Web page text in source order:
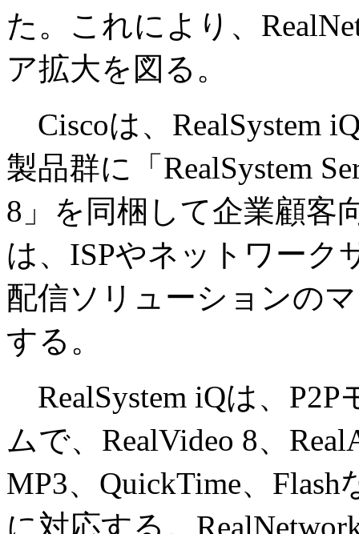
た。これにより、
ア拡大を図る。
Ciscoは、RealSystem
製品群に「RealSystem
8」を同梱して企業顧客
は、ISPやネットワーク
配信ソリューションの
する。
RealSystem iQは、
ムで、RealVideo 8、
MP3、QuickTime、
に対応する。